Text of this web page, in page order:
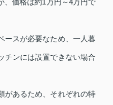
、価格は約1万円～4万円で
ースが必要なため、一人暮
チンには設置できない場合
があるため、それぞれの特